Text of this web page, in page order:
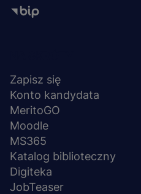
stopka
Zapisz się
Konto kandydata
MeritoGO
Moodle
MS365
Katalog biblioteczny
Digiteka
JobTeaser